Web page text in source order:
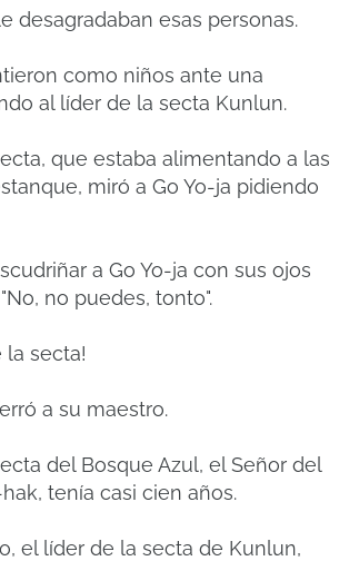
desagradaban esas personas.
como niños ante una
al líder de la secta Kunlun.
que estaba alimentando a las
miró a Go Yo-ja pidiendo
a Go Yo-ja con sus ojos
no puedes, tonto".
la secta!
a su maestro.
del Bosque Azul, el Señor del
tenía casi cien años.
el líder de la secta de Kunlun,